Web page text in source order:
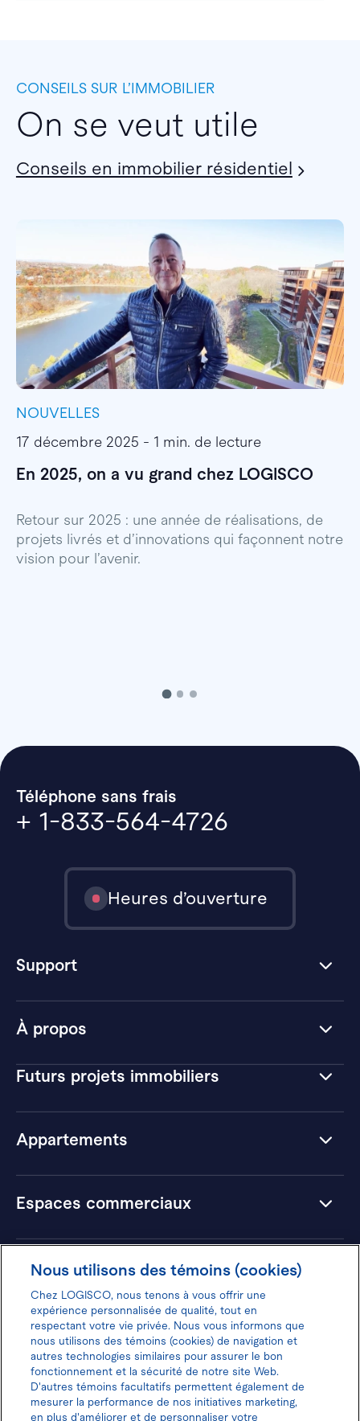
CONSEILS SUR L’IMMOBILIER
On se veut utile
Conseils en immobilier résidentiel
NOUVELLES
17 décembre 2025 - 1 min. de lecture
En 2025, on a vu grand chez LOGISCO
Retour sur 2025 : une année de réalisations, de
projets livrés et d’innovations qui façonnent notre
vision pour l’avenir.
À propos
Futurs projets immobiliers
Appartements
Espaces commerciaux
Hôtels
Téléphone sans frais
+ 1-833-564-4726
Heures d’ouverture
Support
Donnez votre avis pour gagner 100$
Nous utilisons des témoins (cookies)
Chez LOGISCO, nous tenons à vous offrir une
expérience personnalisée de qualité, tout en
respectant votre vie privée. Nous vous informons que
nous utilisons des témoins (cookies) de navigation et
autres technologies similaires pour assurer le bon
fonctionnement et la sécurité de notre site Web.
D'autres témoins facultatifs permettent également de
mesurer la performance de nos initiatives marketing,
en plus d'améliorer et de personnaliser votre